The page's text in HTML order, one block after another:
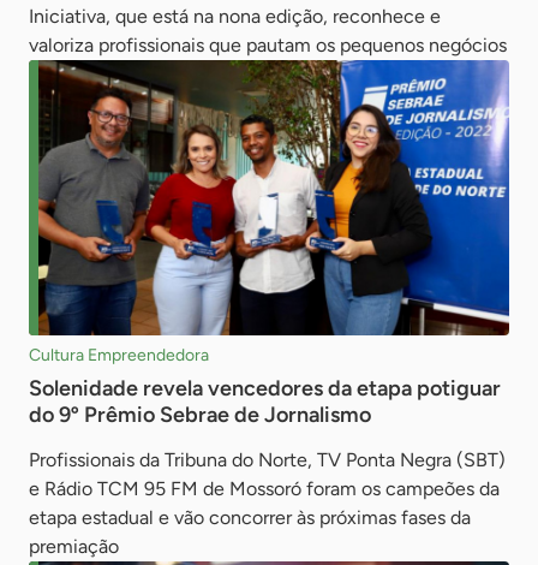
Iniciativa, que está na nona edição, reconhece e
valoriza profissionais que pautam os pequenos negócios
Cultura Empreendedora
Solenidade revela vencedores da etapa potiguar
do 9º Prêmio Sebrae de Jornalismo
Profissionais da Tribuna do Norte, TV Ponta Negra (SBT)
e Rádio TCM 95 FM de Mossoró foram os campeões da
etapa estadual e vão concorrer às próximas fases da
premiação